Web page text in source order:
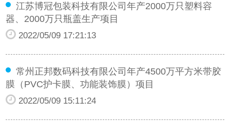
江苏博冠包装科技有限公司年产2000万只塑料容
器、2000万只瓶盖生产项目
2022/05/09 17:21:13
常州正邦数码科技有限公司年产4500万平方米带胶
膜（PVC护卡膜、功能装饰膜）项目
2022/05/09 15:11:24